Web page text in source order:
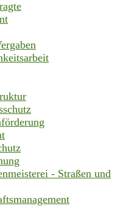
- Straßen und